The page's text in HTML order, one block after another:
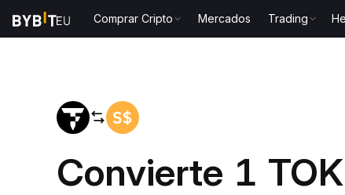
Comprar Cripto Mercados Trading
Convierte 1